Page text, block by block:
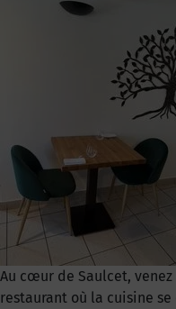
Au cœur de Saulcet, venez
restaurant où la cuisine